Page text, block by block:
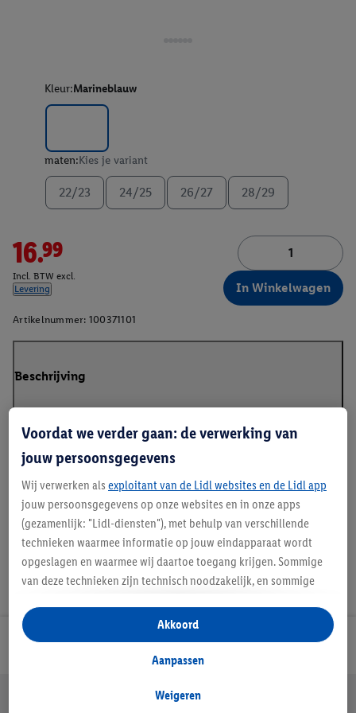
Kleur:Marineblauw
maten:Kies je variant
22/23 24/25 26/27 28/29
16.99
Incl. BTW excl.
Levering
In Winkelwagen
Artikelnummer: 100371101
Beschrijving
Klanteninformatie over batterijen Europese
Batterijenverordening
Lidl Nieuwsbrief
Jouw voordelen bij ons als Lidl webshop klant
Voordat we verder gaan: de verwerking van
jouw persoonsgegevens
Wij verwerken als exploitant van de Lidl websites en de Lidl app
jouw persoonsgegevens op onze websites en in onze apps
(gezamenlijk: "Lidl-diensten"), met behulp van verschillende
technieken waarmee informatie op jouw eindapparaat wordt
opgeslagen en waarmee wij daartoe toegang krijgen. Sommige
van deze technieken zijn technisch noodzakelijk, en sommige
opslaan van voorkeursinstellingen, het verzamelen en
analyseren van statistieken of voor het tonen van
gepersonaliseerde reclame binnen en buiten de Lidl-diensten.
gegevens over jouw aankoopgedrag in de winkel ook voor de
Weigeren
Aanpassen
Akkoord